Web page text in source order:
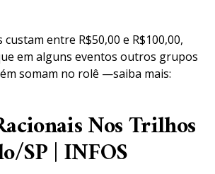
entre R$50,00 e R$100,00,
em alguns eventos outros grupos
somam no rolê —saiba mais:
Nos Trilhos
SP |INFOS